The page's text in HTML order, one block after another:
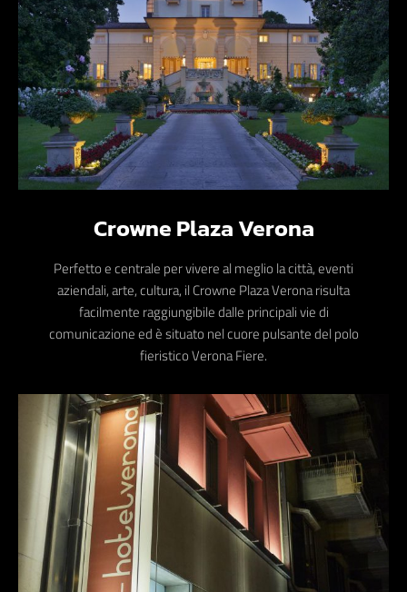
Crowne Plaza Verona
Perfetto e centrale per vivere al meglio la città, eventi
aziendali, arte, cultura, il Crowne Plaza Verona risulta
facilmente raggiungibile dalle principali vie di
comunicazione ed è situato nel cuore pulsante del polo
fieristico Verona Fiere.